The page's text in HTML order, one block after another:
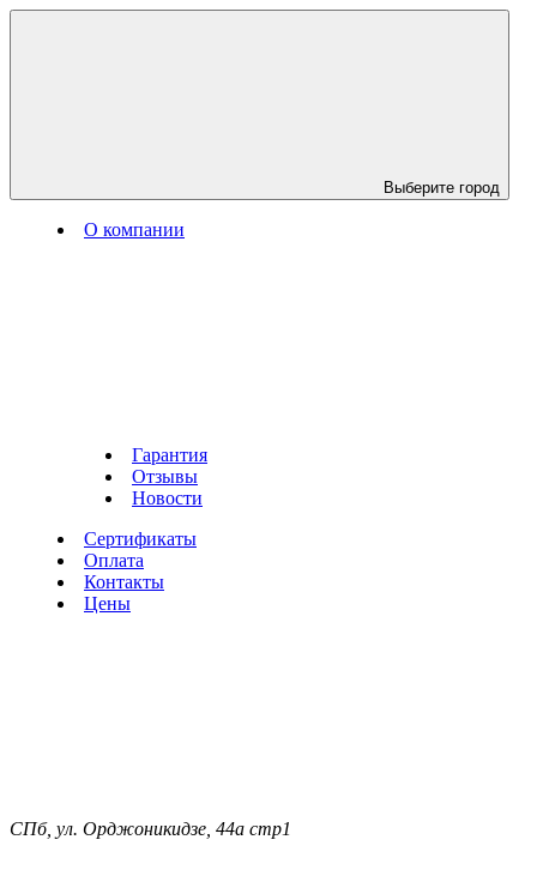
Выберите город
О компании
Гарантия
Отзывы
Новости
Сертификаты
Оплата
Контакты
Цены
СПб, ул. Орджоникидзе, 44а стр1